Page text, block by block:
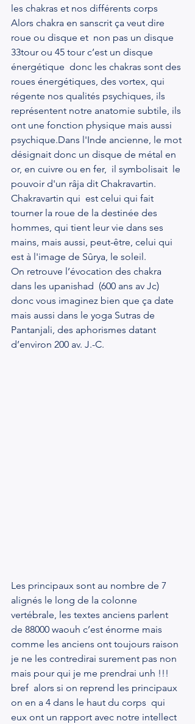
les chakras et nos différents corps
Alors chakra en sanscrit ça veut dire
roue ou disque et  non pas un disque
33tour ou 45 tour c’est un disque
énergétique  donc les chakras sont des
roues énergétiques, des vortex, qui
régente nos qualités psychiques, ils
représentent notre anatomie subtile, ils
ont une fonction physique mais aussi
psychique.Dans l'Inde ancienne, le mot
désignait donc un disque de métal en
or, en cuivre ou en fer,  il symbolisait  le
pouvoir d'un râja dit Chakravartin.
Chakravartin qui  est celui qui fait
tourner la roue de la destinée des
hommes, qui tient leur vie dans ses
mains, mais aussi, peut-être, celui qui
est à l'image de Sûrya, le soleil.
On retrouve l’évocation des chakra
dans les upanishad  (600 ans av Jc)
donc vous imaginez bien que ça date
mais aussi dans le yoga Sutras de
Pantanjali, des aphorismes datant
d’environ 200 av. J.-C.
Les principaux sont au nombre de 7
alignés le long de la colonne
vertébrale, les textes anciens parlent
de 88000 waouh c’est énorme mais
comme les anciens ont toujours raison
je ne les contredirai surement pas non
mais pour qui je me prendrai unh !!!
bref  alors si on reprend les principaux
on en a 4 dans le haut du corps  qui
eux ont un rapport avec notre intellect